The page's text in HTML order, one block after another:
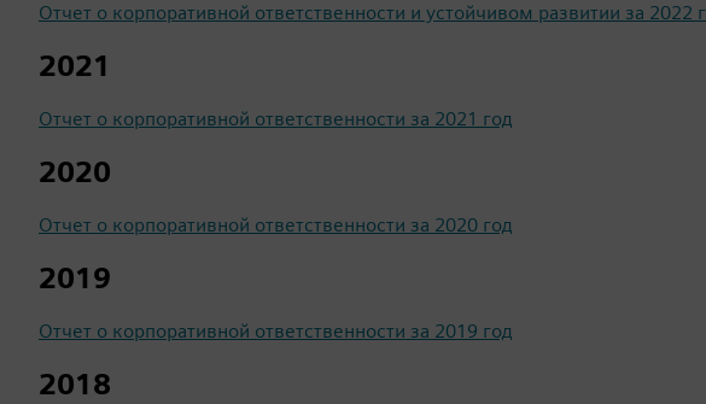
Отчет о корпоративной ответственности и устойчивом развитии за 2022
2021
Отчет о корпоративной ответственности за 2021 год
2020
Отчет о корпоративной ответственности за 2020 год
2019
Отчет о корпоративной ответственности за 2019 год
2018